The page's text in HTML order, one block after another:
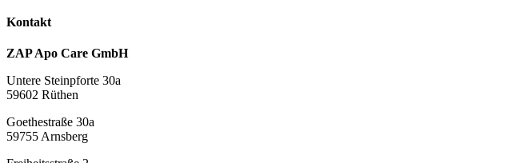
Kontakt
ZAP Apo Care GmbH
Untere Steinpforte 30a
59602 Rüthen
Goethestraße 30a
59755 Arnsberg